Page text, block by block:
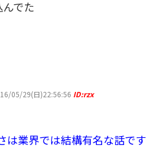
でた
05/29(日)22:56:56 ID:rzx
は業界では結構有名な話です